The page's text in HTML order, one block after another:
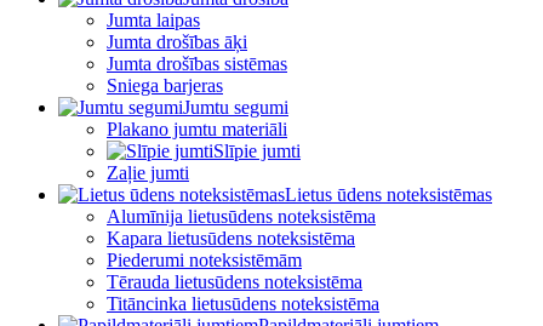
Jumta laipas
Jumta drošības āķi
Jumta drošības sistēmas
Sniega barjeras
Jumtu segumi
Plakano jumtu materiāli
Slīpie jumti
Zaļie jumti
Lietus ūdens noteksistēmas
Alumīnija lietusūdens noteksistēma
Kapara lietusūdens noteksistēma
Piederumi noteksistēmām
Tērauda lietusūdens noteksistēma
Titāncinka lietusūdens noteksistēma